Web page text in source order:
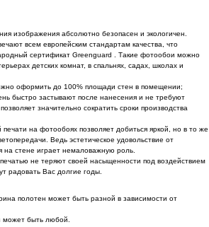
изображения абсолютно безопасен и экологичен.
всем европейским стандартам качества, что
сертификат Greenguard . Такие фотообои можно
детских комнат, в спальнях, садах, школах и
оформить до 100% площади стен в помещении;
быстро застывают после нанесения и не требуют
значительно сократить сроки производства
на фотообоях позволяет добиться яркой, но в то же
Ведь эстетическое удовольствие от
на стене играет немаловажную роль.
не теряют своей насыщенности под воздействием
радовать Вас долгие годы.
полотен может быть разной в зависимости от
быть любой.